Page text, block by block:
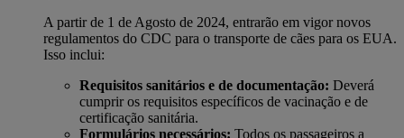
A partir de 1 de Agosto de 2024, entrarão em vigor novos
regulamentos do CDC para o transporte de cães para os EUA.
Isso inclui:
Requisitos sanitários e de documentação: Deverá
cumprir os requisitos específicos de vacinação e de
certificação sanitária.
Formulários necessários: Todos os passageiros a